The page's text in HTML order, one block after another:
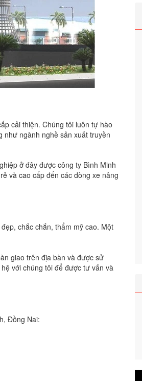
cải thiện. Chúng tôi luôn tự hào
như ngành nghề sản xuất truyền
ở đây được công ty Bình Minh
và cao cấp đến các dòng xe nâng
chắc chắn, thẩm mỹ cao. Một
giao trên địa bàn và được sử
với chúng tôi để được tư vấn và
Đồng Nai: